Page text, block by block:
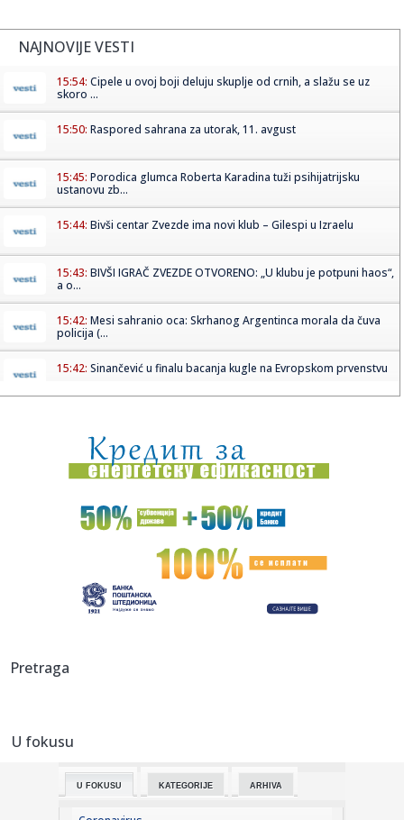
NAJNOVIJE VESTI
15:54: Cipele u ovoj boji deluju skuplje od crnih, a slažu se uz
skoro ...
15:50: Raspored sahrana za utorak, 11. avgust
15:45: Porodica glumca Roberta Karadina tuži psihijatrijsku
ustanovu zb...
15:44: Bivši centar Zvezde ima novi klub – Gilespi u Izraelu
15:43: BIVŠI IGRAČ ZVEZDE OTVORENO: „U klubu je potpuni haos“,
a o...
15:42: Mesi sahranio oca: Skrhanog Argentinca morala da čuva
policija (...
15:42: Sinančević u finalu bacanja kugle na Evropskom prvenstvu
15:37:Evropi stiže papren račun zbog ekstremnih vrućina: Šteta
se m...
15:34:Najveće zablude o romingu: Evo kako da izbegnete
ogromne račune
Rat sa Iranom ostavio američke saveznike u Aziji sa
15:31:Bizarno: Kvartararo kažnjen
preko ...
15:28:
15:23:
Duga tradicija festivala značajna jer razmenjuju kulturu i
Pretraga
U fokusu
U FOKUSU KATEGORIJE ARHIVA